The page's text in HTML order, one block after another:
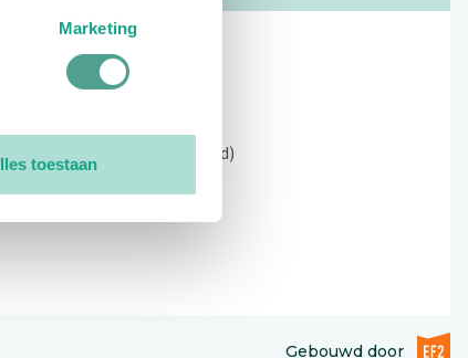
Marketing
toestaan
09:00 - 12:30 (alleen ochtend)
Gebouwd doorEF2